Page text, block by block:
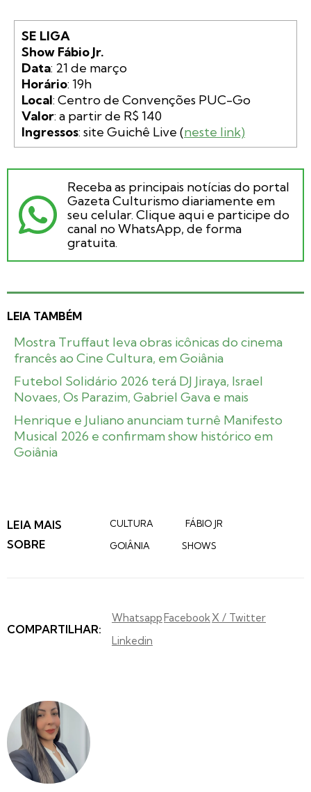
SE LIGA
Show Fábio Jr.
Data
Horário
Local
Valor
Ingressos: site Guichê Live (neste link)
Receba as principais notícias do portal
Gazeta Culturismo diariamente em
seu celular. Clique aqui e participe do
canal no WhatsApp, de forma
gratuita.
LEIA TAMBÉM
Mostra Truffaut leva obras icônicas do cinema
francês ao Cine Cultura, em Goiânia
Futebol Solidário 2026 terá DJ Jiraya, Israel
Novaes, Os Parazim, Gabriel Gava e mais
Henrique e Juliano anunciam turnê Manifesto
Musical 2026 e confirmam show histórico em
Goiânia
LEIA MAIS
SOBRE
CULTURA
FÁBIO JR
GOIÂNIA
SHOWS
COMPARTILHAR:
WhatsappFacebookX / Twitter
Linkedin